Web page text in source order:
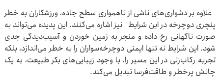
علاوه بر دشواری‌های ناشی از ناهمواری سطح جاده، ورزشکاران به خطر
پنچری دوچرخه در این شرایط نیز اشاره می‌کنند. این پدیده می‌تواند به
صورت ناگهانی رخ داده و منجر به زمین خوردن و آسیب‌دیدگی جدی
شود. این شرایط نه تنها ایمنی دوچرخه‌سواران را به خطر می‌اندازد، بلکه
تجربه رکاب‌زنی در این مسیر را، با وجود زیبایی‌های بکر طبیعت، به یک
چالش پرخطر و طاقت‌فرسا تبدیل می‌کند.